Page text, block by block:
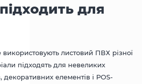
для
листовий ПВХ різної
підходять для невеликих
елементів і POS-